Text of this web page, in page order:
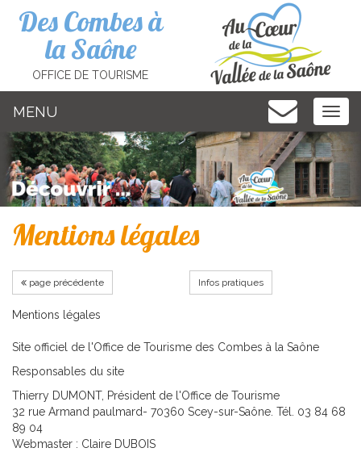
Des Combes à
la Saône
OFFICE DE TOURISME
MENU
Mentions légales
page précédente Infos pratiques
Mentions légales
Site officiel de l'Office de Tourisme des Combes à la Saône
Responsables du site
Thierry DUMONT, Président de l'Office de Tourisme
32 rue Armand paulmard- 70360 Scey-sur-Saône. Tél. 03 84 68
89 04
Webmaster : Claire DUBOIS